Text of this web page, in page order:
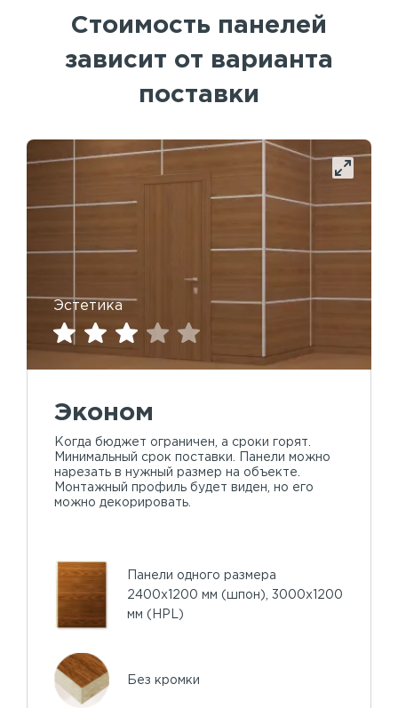
Стоимость панелей
зависит от варианта
поставки
Эстетика
Эконом
Когда бюджет ограничен, а сроки горят.
Минимальный срок поставки. Панели можно
нарезать в нужный размер на объекте.
Монтажный профиль будет виден, но его
можно декорировать.
Панели одного размера
2400х1200 мм (шпон), 3000х1200
мм (HPL)
Без кромки